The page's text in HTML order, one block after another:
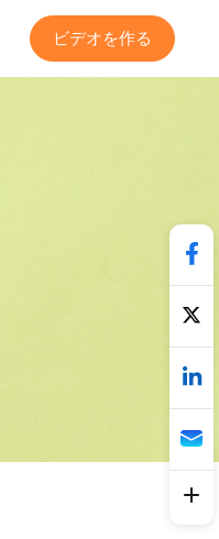
ビデオを作る